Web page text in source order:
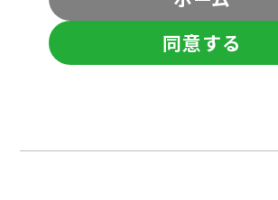
同意する